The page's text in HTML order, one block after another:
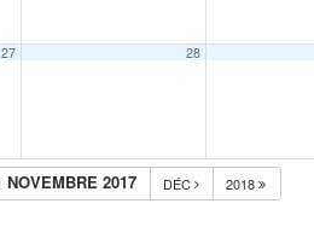
27 28
NOVEMBRE 2017 DÉC 2018